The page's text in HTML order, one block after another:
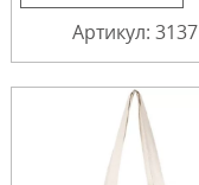
Артикул: 3137